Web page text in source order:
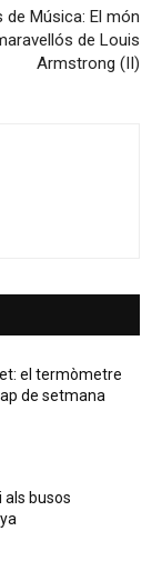
de Música: El món
de Louis
Armstrong (II)
el termòmetre
de setmana
als busos